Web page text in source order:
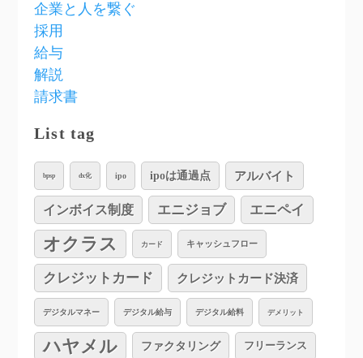
企業と人を繋ぐ
採用
給与
解説
請求書
List tag
bpsp dx化 ipo ipoは通過点 アルバイト
インボイス制度 エニジョブ エニペイ
オクラス カード キャッシュフロー
クレジットカード クレジットカード決済
デジタルマネー デジタル給与 デジタル給料 デメリット
ハヤメル ファクタリング フリーランス